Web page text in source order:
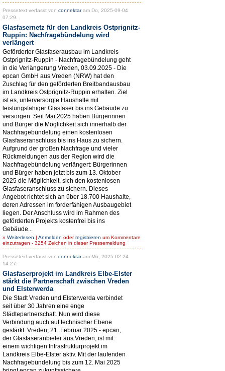
Pressetext verfasst von connektaram Do, 2025-09-04
07:29.
Glasfasernetz für den Landkreis Ostprignitz-
Ruppin: Nachfragebündelung wird
verlängert
Geförderter Glasfaserausbau im Landkreis
Ostprignitz-Ruppin - Nachfragebündelung geht
in die Verlängerung Vreden, 03.09.2025 - Die
epcan GmbH aus Vreden (NRW) hat den
Zuschlag für den geförderten Breitbandausbau
im Landkreis Ostprignitz-Ruppin erhalten. Ziel
ist es, unterversorgte Haushalte mit
leistungsfähiger Glasfaser bis ins Gebäude zu
versorgen. Seit Mai 2025 haben Bürgerinnen
und Bürger die Möglichkeit sich innerhalb der
Nachfragebündelung einen kostenlosen
Glasfaseranschluss bis ins Haus zu sichern.
Aufgrund der großen Nachfrage und vieler
Rückmeldungen aus der Region wird die
Nachfragebündelung verlängert: Bürgerinnen
und Bürger haben jetzt bis zum 13. Oktober
2025 die Möglichkeit, sich den kostenlosen
Glasfaseranschluss zu sichern. Dieses
Angebot richtet sich an über 18.700 Haushalte,
deren Adressen im förderfähigen Ausbaugebiet
liegen. Der Anschluss wird im Rahmen des
geförderten Projekts kostenfrei bis ins
Gebäude...
» Weiterlesen | Anmelden oderregistrieren um Kommentare
einzutragen - 3254 Zeichen in dieser Pressemeldung
Pressetext verfasst von connektaram Mo, 2025-02-24
14:27.
Glasfaserprojekt im Landkreis Elbe-Elster
stärkt die Partnerschaft zwischen Vreden
und Elsterwerda
Die Stadt Vreden und Elsterwerda verbindet
seit über 30 Jahren eine enge
Städtepartnerschaft. Nun wird diese
Verbindung auch auf technischer Ebene
gestärkt. Vreden, 21. Februar 2025 - epcan,
der Glasfaseranbieter aus Vreden, ist mit
einem wichtigen Infrastrukturprojekt im
Landkreis Elbe-Elster aktiv. Mit der laufenden
Nachfragebündelung bis zum 12. Mai 2025